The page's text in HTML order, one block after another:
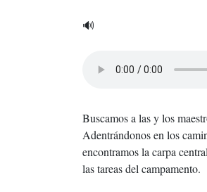
🔊
Buscamos a las y los
Adentrándonos en los
encontramos la carpa
las tareas del campamento.